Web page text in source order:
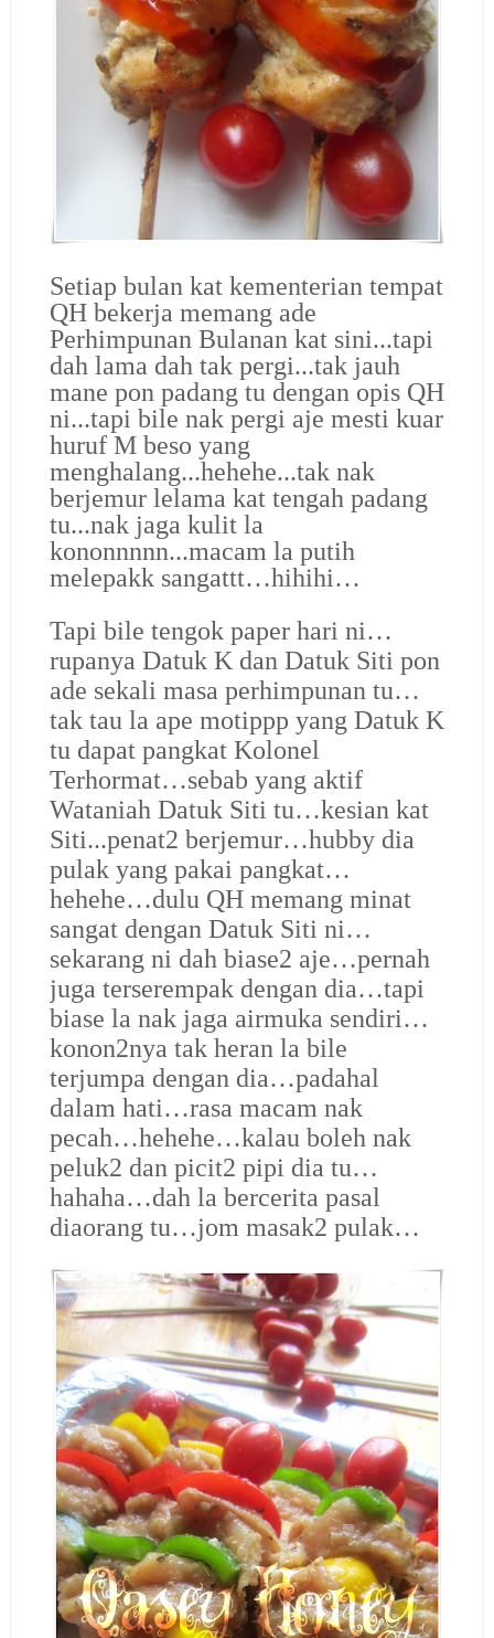
Setiap bulan kat kementerian tempat
QH bekerja memang ade
Perhimpunan Bulanan kat sini...tapi
dah lama dah tak pergi...tak jauh
mane pon padang tu dengan opis QH
ni...tapi bile nak pergi aje mesti kuar
huruf M beso yang
menghalang...hehehe...tak nak
berjemur lelama kat tengah padang
tu...nak jaga kulit la
kononnnnn...macam la putih
melepakk sangattt…hihihi…
Tapi bile tengok paper hari ni…
rupanya Datuk K dan Datuk Siti pon
ade sekali masa perhimpunan tu…
tak tau la ape motippp yang Datuk K
tu dapat pangkat Kolonel
Terhormat…sebab yang aktif
Wataniah Datuk Siti tu…kesian kat
Siti...penat2 berjemur…hubby dia
pulak yang pakai pangkat…
hehehe…dulu QH memang minat
sangat dengan Datuk Siti ni…
sekarang ni dah biase2 aje…pernah
juga terserempak dengan dia…tapi
biase la nak jaga airmuka sendiri…
konon2nya tak heran la bile
terjumpa dengan dia…padahal
dalam hati…rasa macam nak
pecah…hehehe…kalau boleh nak
peluk2 dan picit2 pipi dia tu…
hahaha…dah la bercerita pasal
diaorang tu…jom masak2 pulak…